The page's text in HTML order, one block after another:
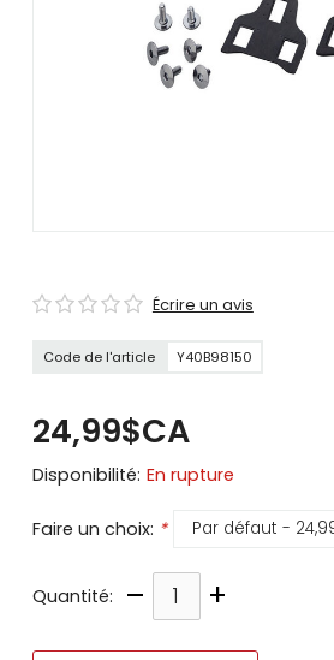
Écrire un avis
Code de l'article Y40B98150
24,99$CA
Disponibilité: En rupture
Faire un choix: *
Quantité: – +